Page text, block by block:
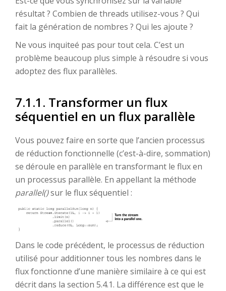
résultat ? Combien de threads utilisez-vous ? Qui
fait la génération de nombres ? Qui les ajoute ?
Ne vous inquiteé pas pour tout cela. C’est un
problème beaucoup plus simple à résoudre si vous
adoptez des flux parallèles.
7.1.1. Transformer un flux
séquentiel en un flux parallèle
Vous pouvez faire en sorte que l’ancien processus
de réduction fonctionnelle (c’est-à-dire, sommation)
se déroule en parallèle en transformant le flux en
un processus parallèle. En appellant la méthode
parallel()sur le flux séquentiel :
Dans le code précédent, le processus de réduction
utilisé pour additionner tous les nombres dans le
flux fonctionne d’une manière similaire à ce qui est
décrit dans la section 5.4.1. La différence est que le